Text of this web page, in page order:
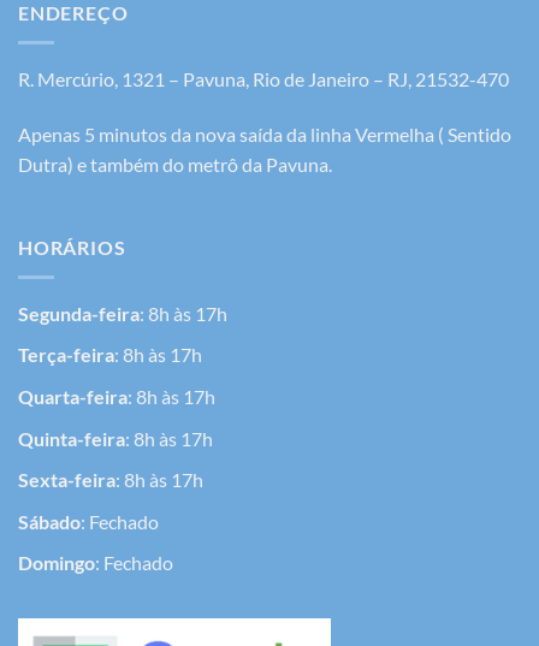
ENDEREÇO
R. Mercúrio, 1321 – Pavuna, Rio de Janeiro – RJ, 21532-470
Apenas 5 minutos da nova saída da linha Vermelha ( Sentido
Dutra) e também do metrô da Pavuna.
HORÁRIOS
Segunda-feira: 8h às 17h
Terça-feira: 8h às 17h
Quarta-feira: 8h às 17h
Quinta-feira: 8h às 17h
Sexta-feira: 8h às 17h
Sábado: Fechado
Domingo: Fechado